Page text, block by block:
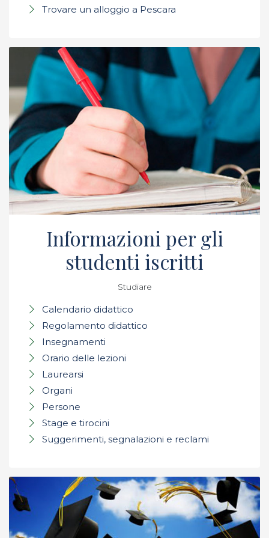
Trovare un alloggio a Pescara
Informazioni per gli
studenti iscritti
Studiare
Calendario didattico
Regolamento didattico
Insegnamenti
Orario delle lezioni
Laurearsi
Organi
Persone
Stage e tirocini
Suggerimenti, segnalazioni e reclami